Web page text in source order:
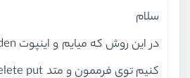
سلام